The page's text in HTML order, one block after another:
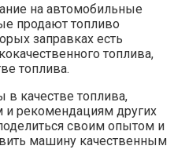
на автомобильные
продают топливо
заправках есть
топлива,
топлива.
в качестве топлива,
и рекомендациям других
своим опытом и
машину качественным